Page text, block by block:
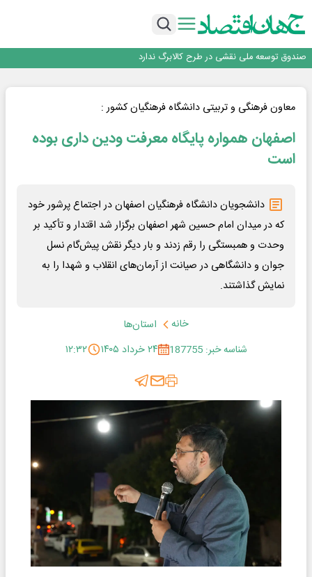
رشد بازار رمزارزها؛ کاربران پیش از ورود چه نکاتی را باید بدانند؟
صندوق توسعه ملی نقشی در طرح کالابرگ ندارد
*پیام دکتر اسلام کریمی به مناسبت روز خبرنگار*
رشد بازار رمزارزها؛ کاربران پیش از ورود چه نکاتی را باید بدانند؟
معاون فرهنگی و تربیتی دانشگاه فرهنگیان کشور :
اصفهان همواره پایگاه معرفت ودین داری بوده
است
دانشجویان دانشگاه فرهنگیان اصفهان در اجتماع پرشور خود
که در میدان امام حسین شهر اصفهان برگزار شد اقتدار و تأکید بر
وحدت و همبستگی را رقم زدند و بار دیگر نقش پیش‌گام نسل
جوان و دانشگاهی در صیانت از آرمان‌های انقلاب و شهدا را به
نمایش گذاشتند.
خانه
استان‌ها
شناسه خبر: 187755
۲۴ خرداد ۱۴۰۵ ۱۲:۳۲